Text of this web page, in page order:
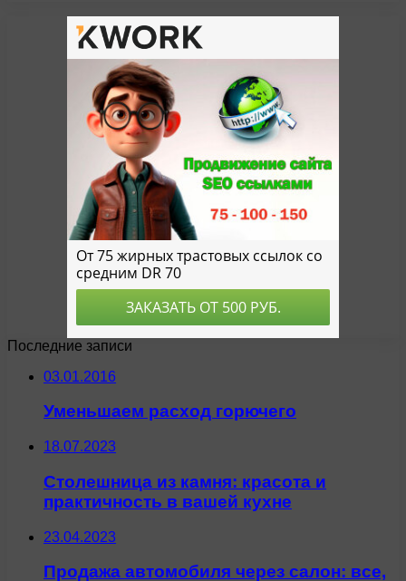
Последние записи
03.01.2016
Уменьшаем расход горючего
18.07.2023
Столешница из камня: красота и
практичность в вашей кухне
23.04.2023
Продажа автомобиля через салон: все,